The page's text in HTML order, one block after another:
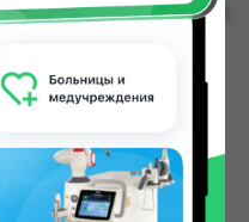
TJS до 368.00